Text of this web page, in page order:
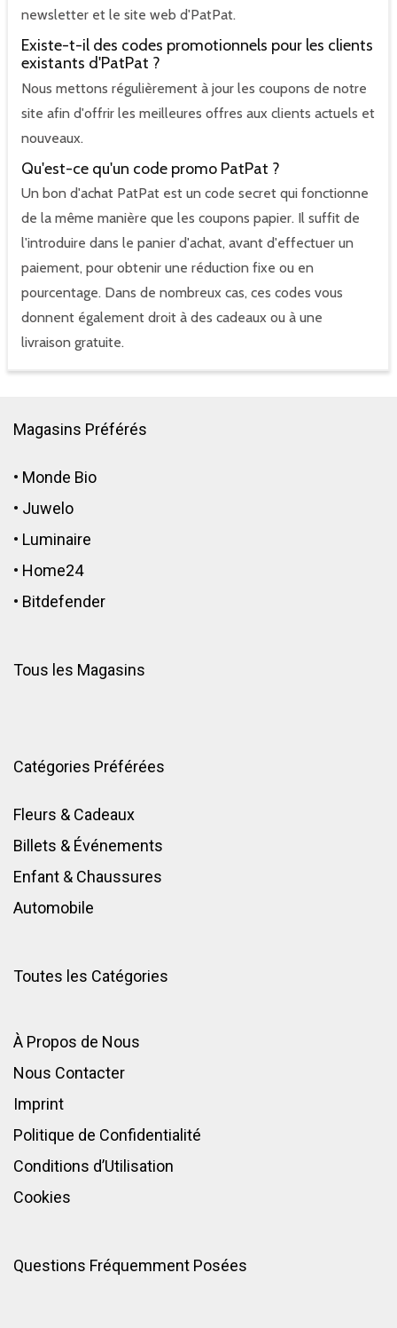
newsletter et le site web d'PatPat.
Existe-t-il des codes promotionnels pour les clients
existants d'PatPat ?
Nous mettons régulièrement à jour les coupons de notre
site afin d'offrir les meilleures offres aux clients actuels et
nouveaux.
Qu'est-ce qu'un code promo PatPat ?
Un bon d'achat PatPat est un code secret qui fonctionne
de la même manière que les coupons papier. Il suffit de
l'introduire dans le panier d'achat, avant d'effectuer un
paiement, pour obtenir une réduction fixe ou en
pourcentage. Dans de nombreux cas, ces codes vous
donnent également droit à des cadeaux ou à une
livraison gratuite.
Magasins Préférés
• Monde Bio
• Juwelo
• Luminaire
• Home24
• Bitdefender
Tous les Magasins
Catégories Préférées
Fleurs & Cadeaux
Billets & Événements
Enfant & Chaussures
Automobile
Toutes les Catégories
À Propos de Nous
Nous Contacter
Imprint
Politique de Confidentialité
Conditions d’Utilisation
Cookies
Questions Fréquemment Posées